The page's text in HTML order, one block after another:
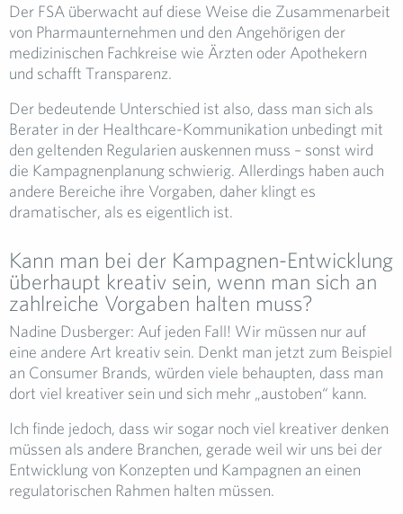
Der FSA überwacht auf diese Weise die Zusammenarbeit
von Pharmaunternehmen und den Angehörigen der
medizinischen Fachkreise wie Ärzten oder Apothekern
und schafft Transparenz.
Der bedeutende Unterschied ist also, dass man sich als
Berater in der Healthcare-Kommunikation unbedingt mit
den geltenden Regularien auskennen muss – sonst wird
die Kampagnenplanung schwierig. Allerdings haben auch
andere Bereiche ihre Vorgaben, daher klingt es
dramatischer, als es eigentlich ist.
Kann man bei der Kampagnen-Entwicklung
überhaupt kreativ sein, wenn man sich an
zahlreiche Vorgaben halten muss?
Nadine Dusberger: Auf jeden Fall! Wir müssen nur auf
eine andere Art kreativ sein. Denkt man jetzt zum Beispiel
an Consumer Brands, würden viele behaupten, dass man
dort viel kreativer sein und sich mehr „austoben“ kann.
Ich finde jedoch, dass wir sogar noch viel kreativer denken
müssen als andere Branchen, gerade weil wir uns bei der
Entwicklung von Konzepten und Kampagnen an einen
regulatorischen Rahmen halten müssen.